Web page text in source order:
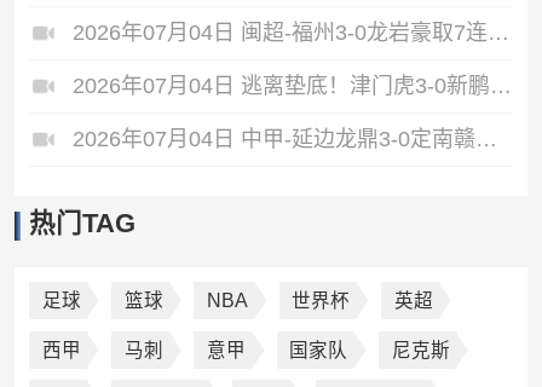
2026年07月04日 闽超-福州3-0龙岩豪取7连胜仍居第二 杨冲、黄伟杰、李宇豪破门
2026年07月04日 逃离垫底！津门虎3-0新鹏城 津门虎补时连入2球 积分平三镇升第15
2026年07月04日 中甲-延边龙鼎3-0定南赣联 朴世豪、福布斯破门乔瓦尼造点+点射
热门TAG
足球 篮球 NBA 世界杯 英超
西甲 马刺 意甲 国家队 尼克斯